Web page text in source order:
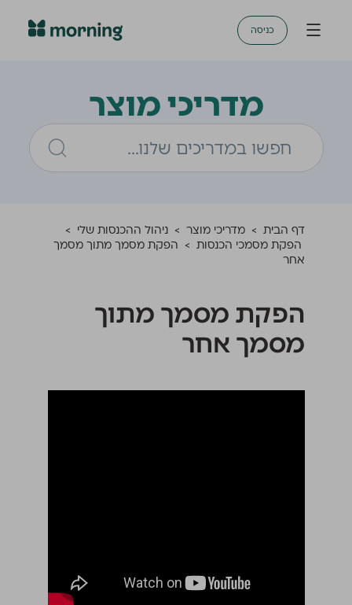
כניסה
מדריכי מוצר
דף הבית > מדריכי מוצר > ניהול ההכנסות שלי >
הפקת מסמכי הכנסות > הפקת מסמך מתוך מסמך
אחר
הפקת מסמך מתוך
מסמך אחר